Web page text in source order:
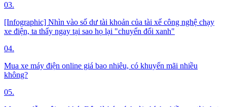
03.
[Infographic] Nhìn vào số dư tài khoản của tài xế công nghệ chạy
xe điện, ta thấy ngay tại sao họ lại "chuyển đổi xanh"
04.
Mua xe máy điện online giá bao nhiêu, có khuyến mãi nhiều
không?
05.